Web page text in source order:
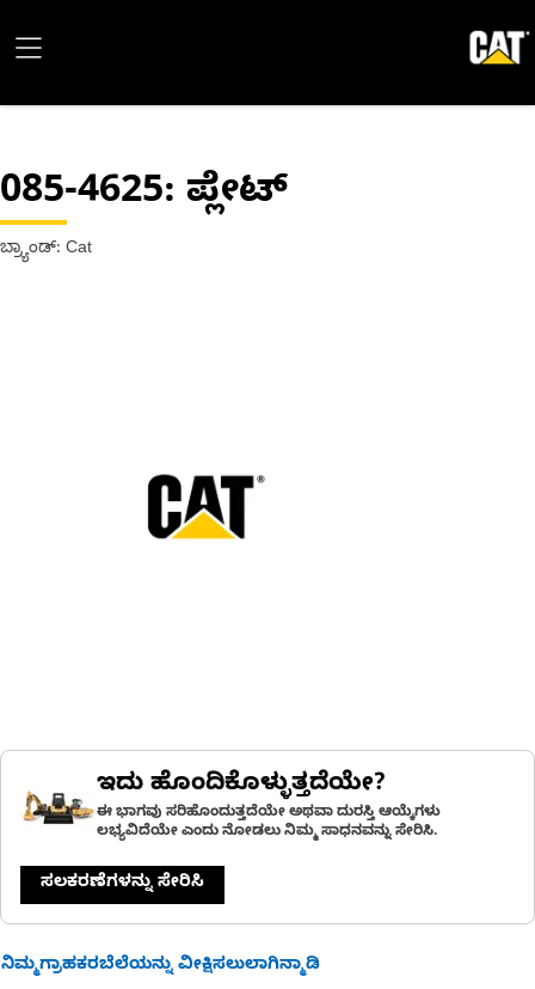
085-4625: ಪ್ಲೇಟ್
ಬ್ರ್ಯಾಂಡ್: Cat
ಇದು ಹೊಂದಿಕೊಳ್ಳುತ್ತದೆಯೇ?
ಈ ಭಾಗವು ಸರಿಹೊಂದುತ್ತದೆಯೇ ಅಥವಾ ದುರಸ್ತಿ ಆಯ್ಕೆಗಳು
ಲಭ್ಯವಿದೆಯೇ ಎಂದು ನೋಡಲು ನಿಮ್ಮ ಸಾಧನವನ್ನು ಸೇರಿಸಿ.
ಸಲಕರಣೆಗಳನ್ನು ಸೇರಿಸಿ
ನಿಮ್ಮಗ್ರಾಹಕರಬೆಲೆಯನ್ನು ವೀಕ್ಷಿಸಲುಲಾಗಿನ್ಮಾಡಿ